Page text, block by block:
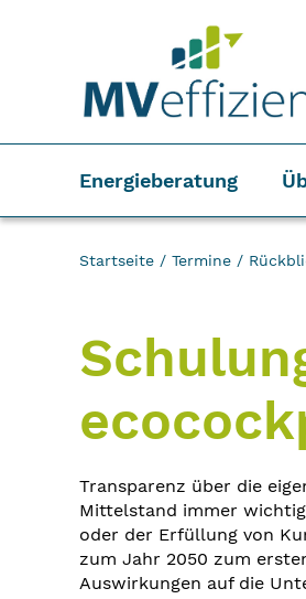
Energieberatung
Startseite / Termine /
Transparenz über die
Mittelstand immer
oder der Erfüllung von
zum Jahr 2050 zum
Auswirkungen auf die